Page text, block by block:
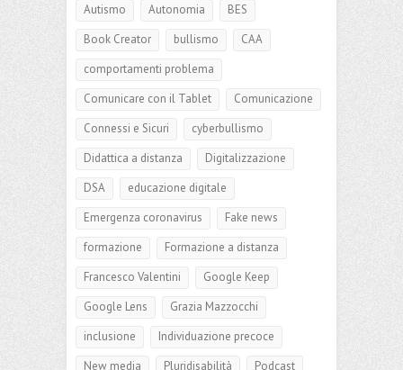
Autismo
Autonomia
BES
Book Creator
bullismo
CAA
comportamenti problema
Comunicare con il Tablet
Comunicazione
Connessi e Sicuri
cyberbullismo
Didattica a distanza
Digitalizzazione
DSA
educazione digitale
Emergenza coronavirus
Fake news
formazione
Formazione a distanza
Francesco Valentini
Google Keep
Google Lens
Grazia Mazzocchi
inclusione
Individuazione precoce
New media
Pluridisabilità
Podcast